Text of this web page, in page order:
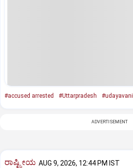
#accused arrested #Uttarpradesh #udayavani
ADVERTISEMENT
ರಾಷ್ಟ್ರೀಯ AUG 9, 2026, 12:44 PM IST